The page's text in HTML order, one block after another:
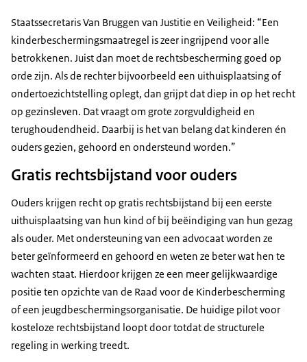
Staatssecretaris Van Bruggen van Justitie en Veiligheid: “Een
kinderbeschermingsmaatregel is zeer ingrijpend voor alle
betrokkenen. Juist dan moet de rechtsbescherming goed op
orde zijn. Als de rechter bijvoorbeeld een uithuisplaatsing of
ondertoezichtstelling oplegt, dan grijpt dat diep in op het recht
op gezinsleven. Dat vraagt om grote zorgvuldigheid en
terughoudendheid. Daarbij is het van belang dat kinderen én
ouders gezien, gehoord en ondersteund worden.”
Gratis rechtsbijstand voor ouders
Ouders krijgen recht op gratis rechtsbijstand bij een eerste
uithuisplaatsing van hun kind of bij beëindiging van hun gezag
als ouder. Met ondersteuning van een advocaat worden ze
beter geïnformeerd en gehoord en weten ze beter wat hen te
wachten staat. Hierdoor krijgen ze een meer gelijkwaardige
positie ten opzichte van de Raad voor de Kinderbescherming
of een jeugdbeschermingsorganisatie. De huidige pilot voor
kosteloze rechtsbijstand loopt door totdat de structurele
regeling in werking treedt.